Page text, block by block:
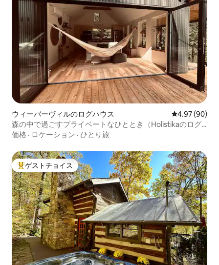
ウィーバーヴィルのログハウス レビュー90
4.97 (90)
森の中で過ごすプライベートなひととき（Holistikaのログ
ハウス）
価格 · ロケーション · ひとり旅
大好評のゲストチョイスです。
ゲストチョイス